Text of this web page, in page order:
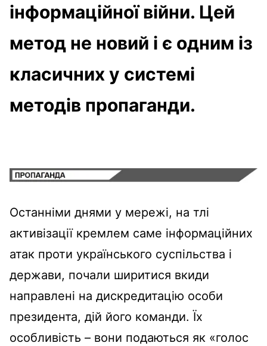
інформаційної війни. Цей
метод не новий і є одним із
класичних у системі
методів пропаганди.
Останніми днями у мережі, на тлі
активізації кремлем саме інформаційних
атак проти українського суспільства і
держави, почали ширитися вкиди
направлені на дискредитацію особи
президента, дій його команди. Їх
особливість – вони подаються як «голос